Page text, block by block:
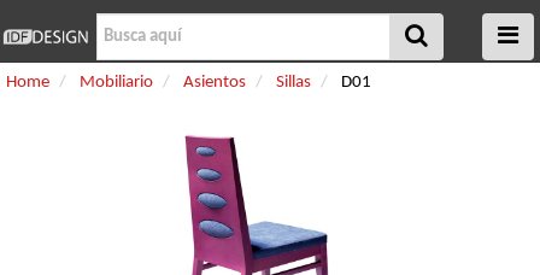
Home Mobiliario Asientos Sillas D01